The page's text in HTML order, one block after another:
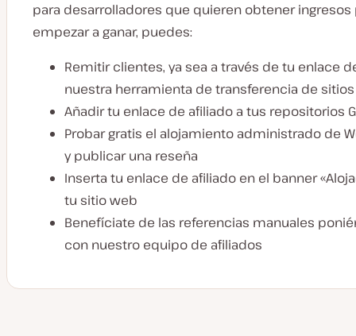
para desarrolladores que quieren obtener ingresos
empezar a ganar, puedes:
Remitir clientes, ya sea a través de tu enlace
nuestra herramienta de transferencia de
Añadir tu enlace de afiliado a tus repositorios
Probar gratis el alojamiento administrado de
y publicar una reseña
Inserta tu enlace de afiliado en el banner
tu sitio web
Benefíciate de las referencias manuales
con nuestro equipo de afiliados